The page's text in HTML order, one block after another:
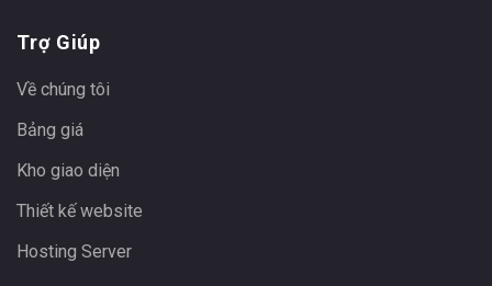
Trợ Giúp
Về chúng tôi
Bảng giá
Kho giao diện
Thiết kế website
Hosting Server